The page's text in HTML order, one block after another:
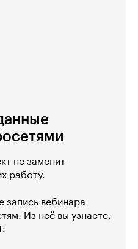
не заменит
работу.
запись вебинара
Из неё вы узнаете,